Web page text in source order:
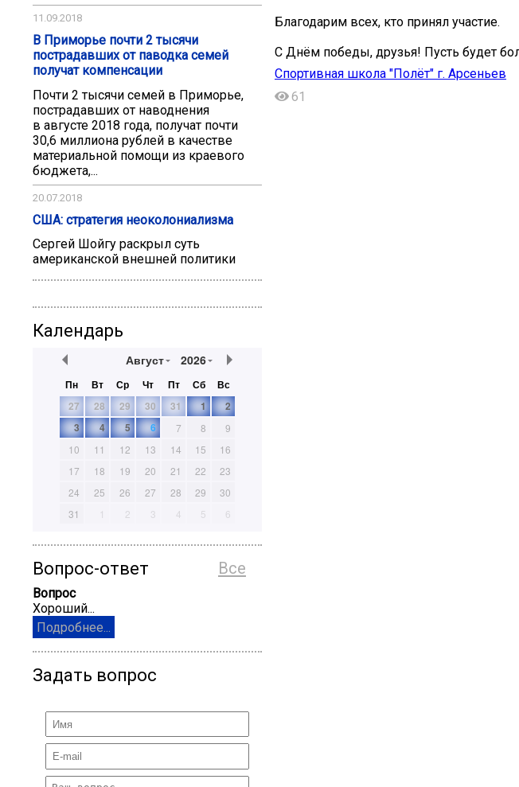
11.09.2018
В Приморье почти 2 тысячи
пострадавших от паводка семей
получат компенсации
Почти 2 тысячи семей в Приморье,
пострадавших от наводнения
в августе 2018 года, получат почти
30,6 миллиона рублей в качестве
материальной помощи из краевого
бюджета,...
20.07.2018
США: стратегия неоколониализма
Сергей Шойгу раскрыл суть
американской внешней политики
Календарь
Август 2026
Пн Вт Ср Чт Пт Сб
Вс
27
28 29 30 31 1
2
3
4 5 6 7 8
9
10
11 12 13 14 15
16
17
18 19 20 21 22
23
24
25 26 27 28 29
30
31
1 2 3 4 5 6
Все
Вопрос-ответ
Вопрос
Хороший...
Подробнее...
Задать вопрос
Благодарим всех, кто принял участие.
С Днём победы, друзья! Пусть будет
Спортивная школа "Полёт" г. Арсеньев
61